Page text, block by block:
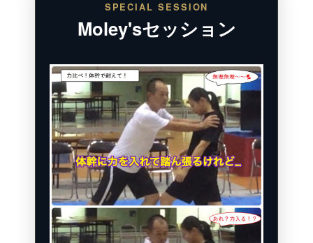
SPECIAL SESSION
Moley'sセッション